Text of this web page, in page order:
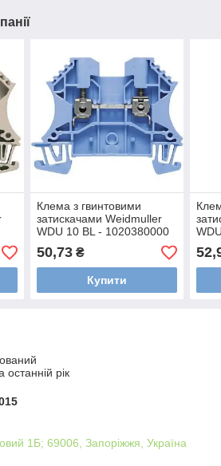
Клема з гвинтовими
затискачами Weidmuller
WDU 10 BL - 1020380000
50,73₴
Купити
останній рік
1Б; 69006, Запоріжжя, Україна